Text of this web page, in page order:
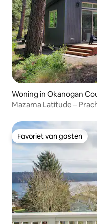
Woning in Okanogan
Mazama Latitude –
Favoriet van gasten
Favoriet van gasten